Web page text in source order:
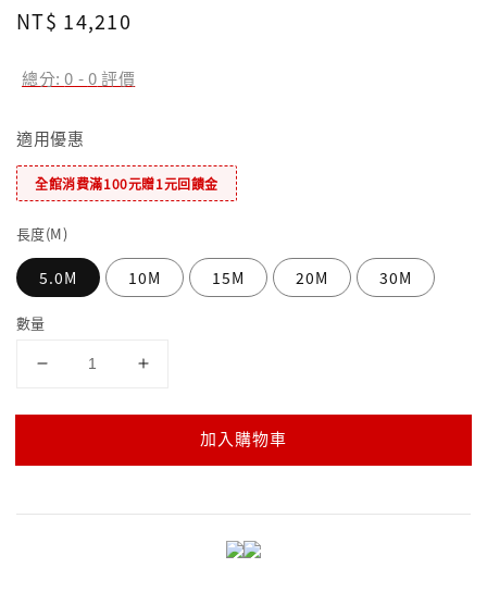
Regular
NT$ 14,210
總分:0 -0評價
適用優惠
全館消費滿100元贈1元回饋金
長度(M)
5.0M 10M 15M 20M 30M
數量
加入購物車